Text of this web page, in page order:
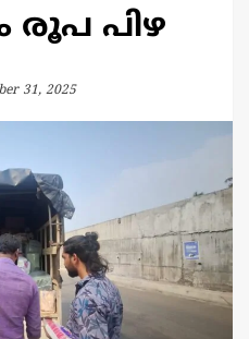
രൂപ പിഴ
31, 2025